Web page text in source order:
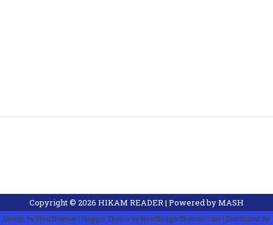
Copyright © 2026 HIKAM READER| Powered byMASH
Design byFlexiThemes | Blogger Theme byNewBloggerThemes.com | Distributed By